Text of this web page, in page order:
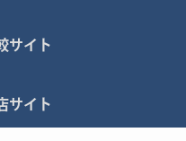
サイト
サイト